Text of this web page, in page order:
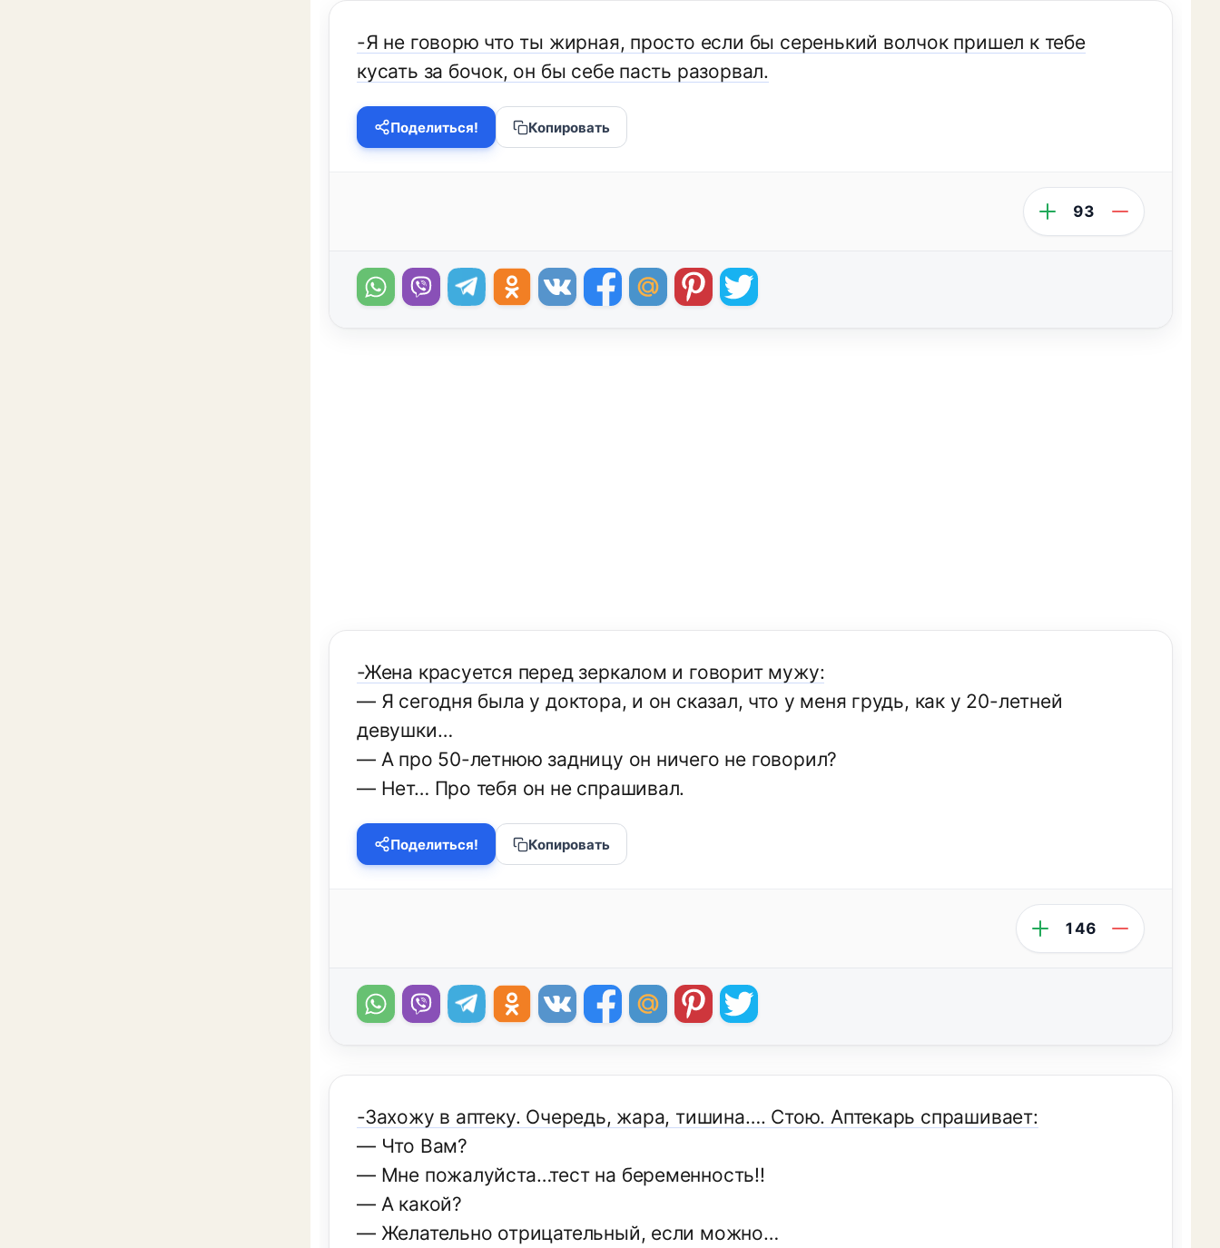
-Я не говорю что ты жирная, просто если бы серенький волчок пришел к тебе
кусать за бочок, он бы себе пасть разорвал.
Поделиться! Копировать
93
-Жена красуется перед зеркалом и говорит мужу:
— Я сегодня была у доктора, и он сказал, что у меня грудь, как у 20-летней
девушки…
— А про 50-летнюю задницу он ничего не говорил?
— Нет… Про тебя он не спрашивал.
Поделиться! Копировать
146
-Захожу в аптеку. Очередь, жара, тишина…. Стою. Аптекарь спрашивает:
— Что Вам?
— Мне пожалуйста…тест на беременность!!
— А какой?
— Желательно отрицательный, если можно…